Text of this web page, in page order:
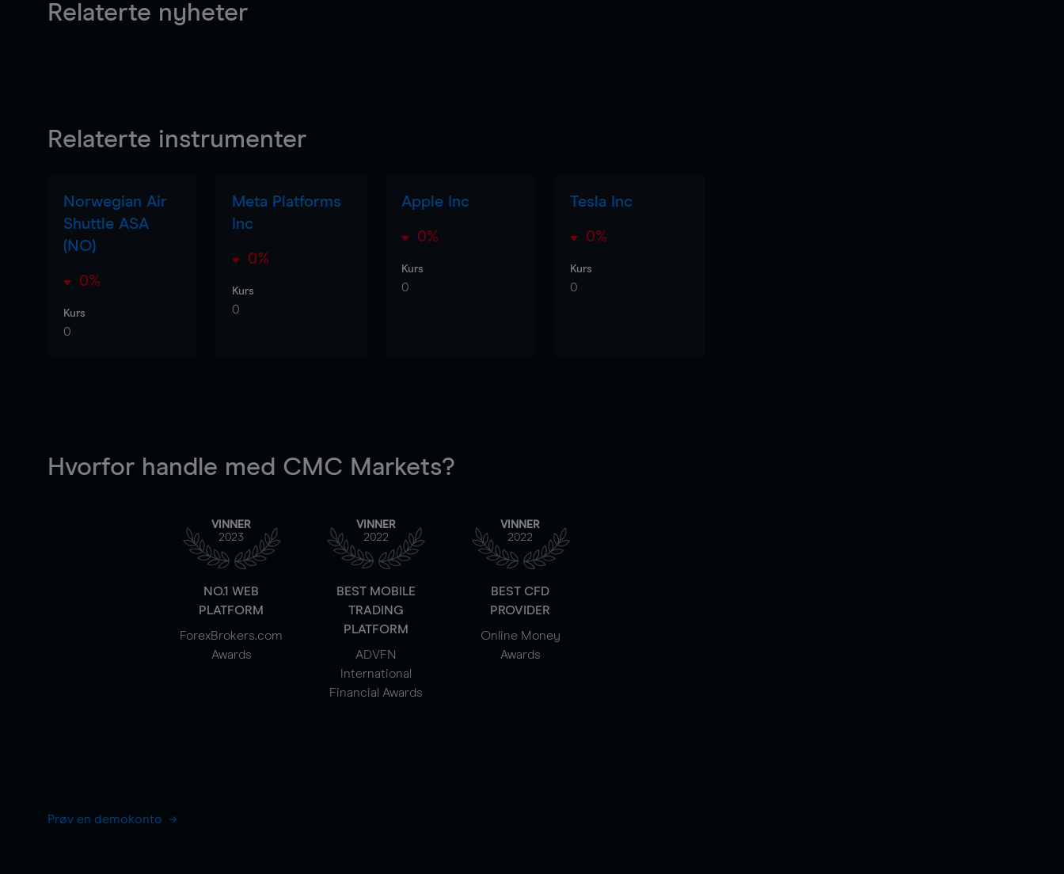
Relaterte nyheter
Relaterte instrumenter
Norwegian Air
Shuttle ASA
(NO)
0%
Kurs
0
Meta Platforms
Inc
0%
Kurs
0
Apple Inc
0%
Kurs
0
Tesla Inc
0%
Kurs
0
Hvorfor handle med CMC Markets?
VINNER
2023
NO.1 WEB
PLATFORM
ForexBrokers.com
Awards
VINNER
2022
BEST MOBILE
TRADING
PLATFORM
ADVFN
International
Financial Awards
VINNER
2022
BEST CFD
PROVIDER
Online Money
Awards
Prøv en demokonto